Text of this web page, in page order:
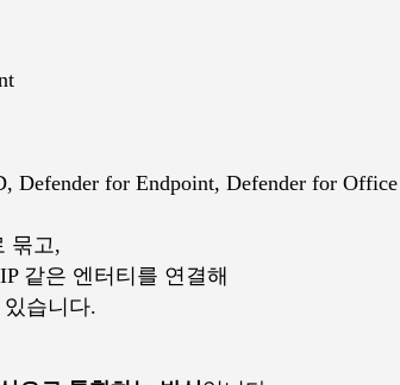
for Endpoint, Defender for
묶고,
같은 엔터티를 연결해
습니다.